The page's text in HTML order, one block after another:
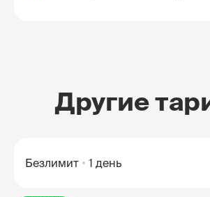
Другие
Безлимит 1 день